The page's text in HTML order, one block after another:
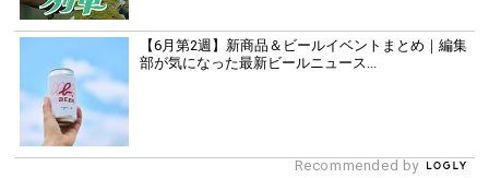
【6月第2週】新商品＆ビールイベントまとめ｜編集
部が気になった最新ビールニュース...
Recommended by